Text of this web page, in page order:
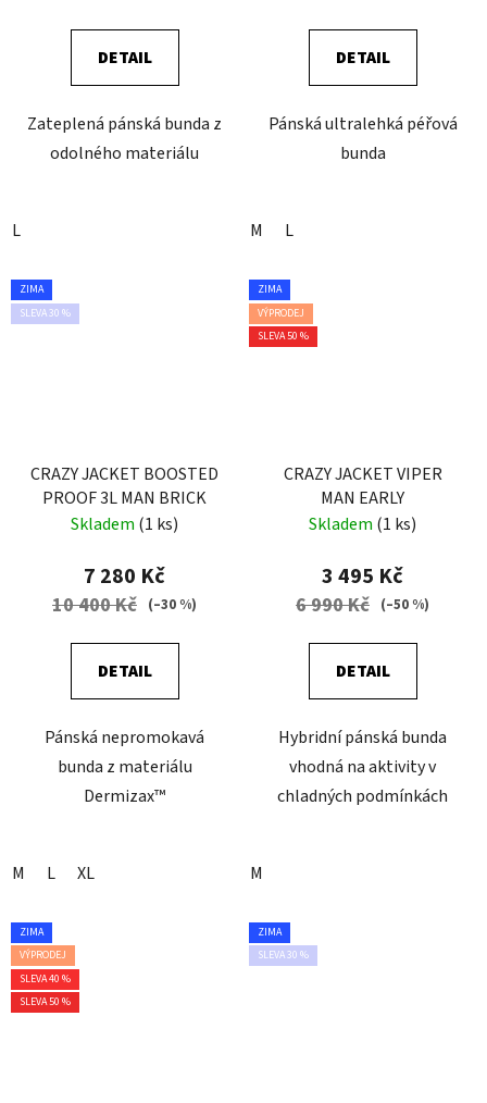
DETAIL
Zateplená pánská bunda z
odolného materiálu
L
DETAIL
Pánská ultralehká péřová
bunda
M L
ZIMA
SLEVA 30 %
CRAZY JACKET BOOSTED
PROOF 3L MAN BRICK
Skladem (1 ks)
7 280 Kč
10 400 Kč (–30 %)
DETAIL
Pánská nepromokavá
bunda z materiálu
Dermizax™
M L XL
ZIMA
VÝPRODEJ
SLEVA 50 %
CRAZY JACKET VIPER
MAN EARLY
Skladem (1 ks)
3 495 Kč
6 990 Kč (–50 %)
DETAIL
Hybridní pánská bunda
vhodná na aktivity v
chladných podmínkách
M
ZIMA
VÝPRODEJ
SLEVA 40 %
SLEVA 50 %
ZIMA
SLEVA 30 %